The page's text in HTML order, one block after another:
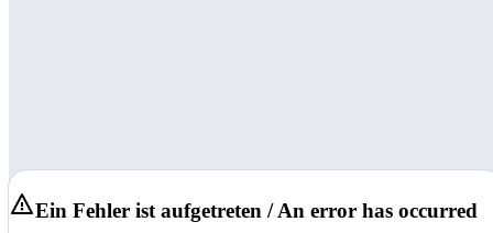
Ein Fehler ist aufgetreten / An error has occurred